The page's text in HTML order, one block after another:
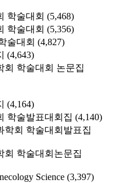
학술대회 (5,468)
학술대회 (5,356)
술대회 (4,827)
(4,643)
회 학술대회 논문집
(4,164)
학술발표대회집 (4,140)
학회 학술대회발표집
회 학술대회논문집
Science (3,397)